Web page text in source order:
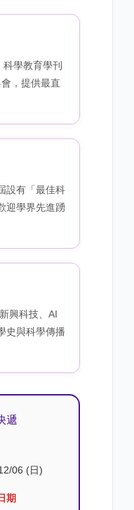
科學教育學刊
，提供最直
設有「最佳科
迎學界先進踴
興科技、AI
史與科學傳播
遞
06 (日)
期